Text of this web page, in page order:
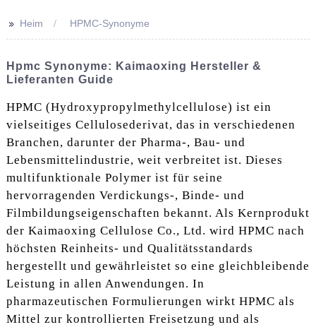
>> Heim HPMC-Synonyme
Hpmc Synonyme: Kaimaoxing Hersteller &
Lieferanten Guide
HPMC (Hydroxypropylmethylcellulose) ist ein
vielseitiges Cellulosederivat, das in verschiedenen
Branchen, darunter der Pharma-, Bau- und
Lebensmittelindustrie, weit verbreitet ist. Dieses
multifunktionale Polymer ist für seine
hervorragenden Verdickungs-, Binde- und
Filmbildungseigenschaften bekannt. Als Kernprodukt
der Kaimaoxing Cellulose Co., Ltd. wird HPMC nach
höchsten Reinheits- und Qualitätsstandards
hergestellt und gewährleistet so eine gleichbleibende
Leistung in allen Anwendungen. In
pharmazeutischen Formulierungen wirkt HPMC als
Mittel zur kontrollierten Freisetzung und als